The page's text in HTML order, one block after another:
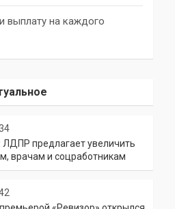
выплату на каждого
ЛДПР предлагает увеличить
врачам и соцработникам